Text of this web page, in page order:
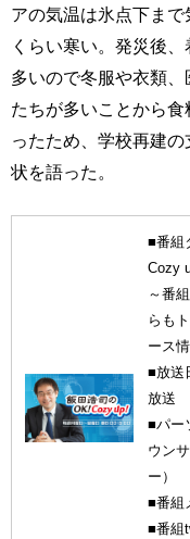
アの気温は氷点下ま
くらい寒い。発災後
多いので冬服や衣類
たちが多いことから
ったため、学校再建
状を語った。
■番組
Cozy
～番
らも
ース
■放送
放送
■パー
ウン
ー）
■番組
■番組